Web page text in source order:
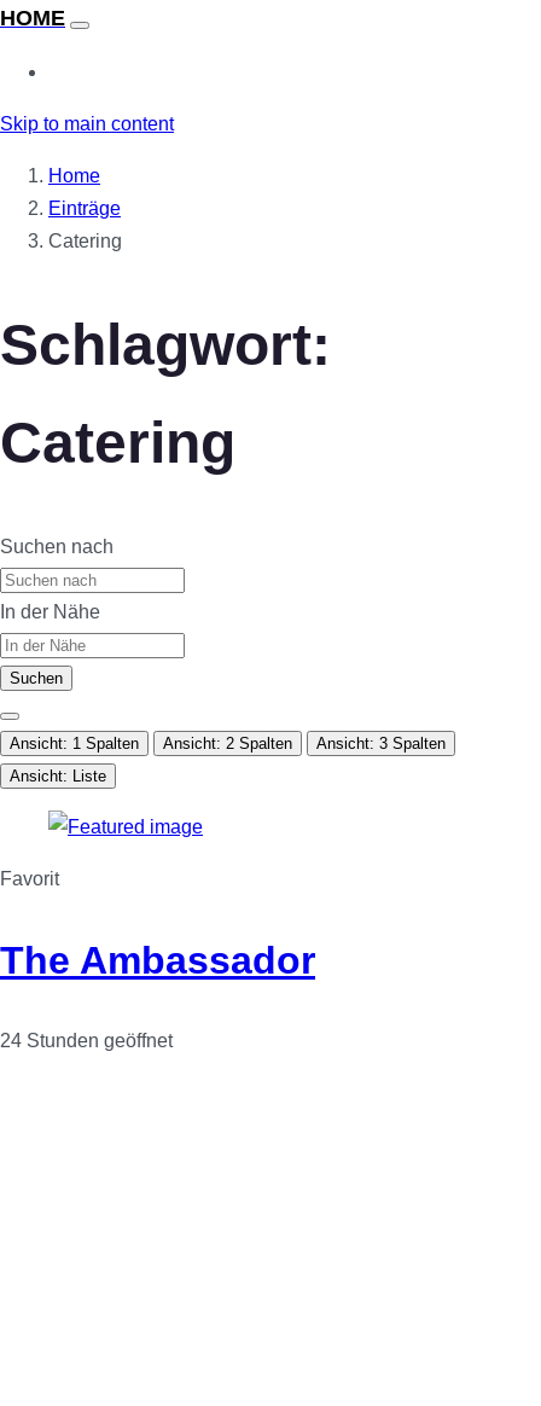
Skip to main content
Home
Einträge
Catering
Schlagwort:
Catering
Suchen nach
In der Nähe
Suchen
Ansicht: 1 Spalten Ansicht: 2 Spalten
Ansicht: 3 Spalten
Ansicht: Liste
Favorit
The Ambassador
24 Stunden geöffnet